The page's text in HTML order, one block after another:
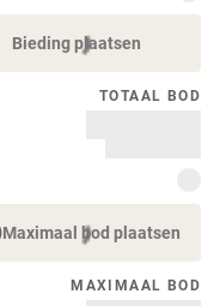
Bieding plaatsen
TOTAAL BOD
Maximaal bod plaatsen
MAXIMAAL BOD